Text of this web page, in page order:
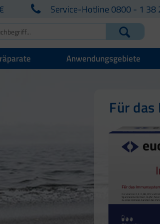
Service-Hotline 0800 - 1 38
Anwendungsgebiete
Für
Für
Für